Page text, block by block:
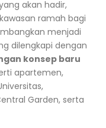
akan hadir,
ramah bagi
menjadi
dilengkapi dengan
konsep baru
apartemen,
Garden, serta